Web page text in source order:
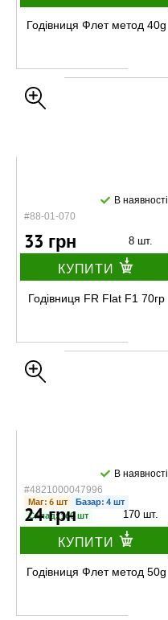
Годівниця Флет метод 40g
#88-01-070
В наявності
33 грн 8 шт.
КУПИТИ
Годівниця FR Flat F1 70гр
#4821000047996
В наявності
Маг: 6 шт
Базар: 4 шт
Склад: 160 шт
24 грн 170 шт.
КУПИТИ
Годівниця Флет метод 50g